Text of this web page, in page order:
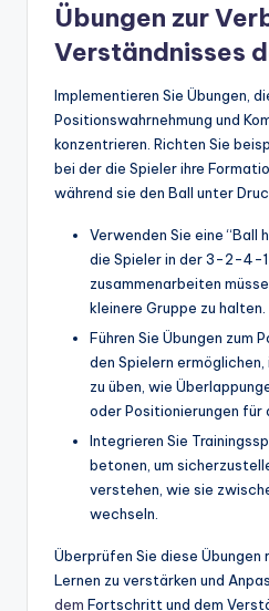
Übungen zur
Verständnisses
Implementieren Sie Übungen,
Positionswahrnehmung und
konzentrieren. Richten Sie
bei der die Spieler ihre
während sie den Ball unter
Verwenden Sie eine “Ball
die Spieler in der 3-2-4-
zusammenarbeiten
kleinere Gruppe zu halten.
Führen Sie Übungen zum
den Spielern
zu üben, wie
oder Positionierungen
Integrieren Sie
betonen, um
verstehen, wie sie
wechseln.
Überprüfen Sie diese Übungen
Lernen zu verstärken und
dem Fortschritt und dem